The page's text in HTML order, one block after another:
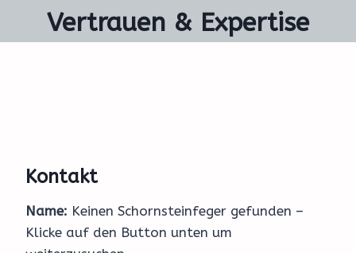
Vertrauen & Expertise
Kontakt
Name: Keinen Schornsteinfeger gefunden –
Klicke auf den Button unten um